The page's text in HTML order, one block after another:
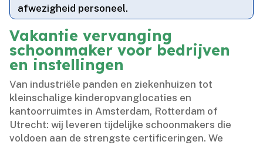
afwezigheid personeel.​
Vakantie vervanging
schoonmaker voor bedrijven
en instellingen
Van industriële panden en ziekenhuizen tot
kleinschalige kinderopvanglocaties en
kantoorruimtes in Amsterdam, Rotterdam of
Utrecht: wij leveren tijdelijke schoonmakers die
voldoen aan de strengste certificeringen.​ We